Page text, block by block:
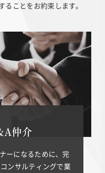
ことをお約束します。
仲介
ーになるために、完
ンサルティングで業